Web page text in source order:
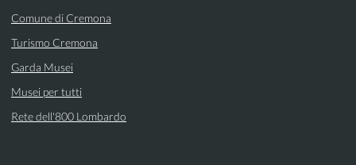
Comune di Cremona
Turismo Cremona
Garda Musei
Musei per tutti
Rete dell'800 Lombardo